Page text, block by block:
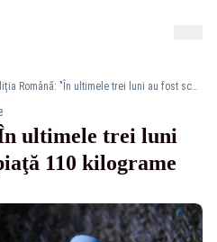
Poliția Română: "În ultimele trei luni au fost scoase din piaţă 110 kilograme de droguri"
ultimele trei luni
110 kilograme